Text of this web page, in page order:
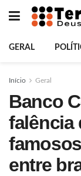
GERAL
Início Geral
Banco
falência
entre